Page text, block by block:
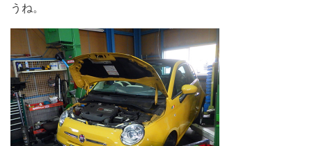
うね。